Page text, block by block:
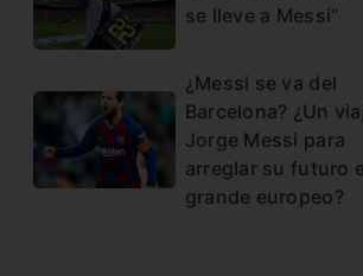
se lleve a Messi”
¿Messi se va del
Barcelona? ¿Un
Jorge Messi para
arreglar su futuro
grande europeo?